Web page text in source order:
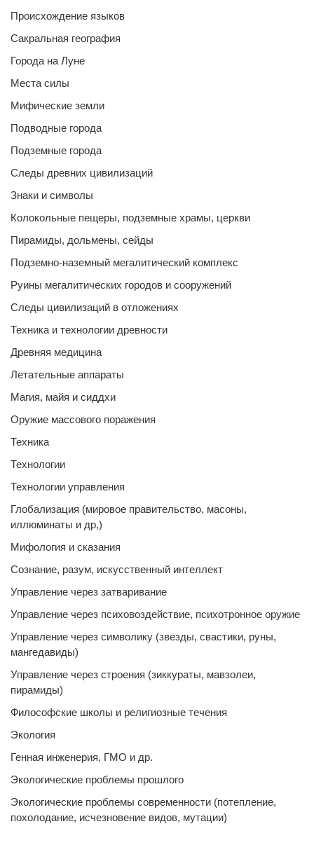
Происхождение языков
Сакральная география
Города на Луне
Места силы
Мифические земли
Подводные города
Подземные города
Следы древних цивилизаций
Знаки и символы
Колокольные пещеры, подземные храмы, церкви
Пирамиды, дольмены, сейды
Подземно-наземный мегалитический комплекс
Руины мегалитических городов и сооружений
Следы цивилизаций в отложениях
Техника и технологии древности
Древняя медицина
Летательные аппараты
Магия, майя и сиддхи
Оружие массового поражения
Техника
Технологии
Технологии управления
Глобализация (мировое правительство, масоны,
иллюминаты и др,)
Мифология и сказания
Сознание, разум, искусственный интеллект
Управление через затваривание
Управление через психовоздействие, психотронное оружие
Управление через символику (звезды, свастики, руны,
мангедавиды)
Управление через строения (зиккураты, мавзолеи,
пирамиды)
Философские школы и религиозные течения
Экология
Генная инженерия, ГМО и др.
Экологические проблемы прошлого
Экологические проблемы современности (потепление,
похолодание, исчезновение видов, мутации)